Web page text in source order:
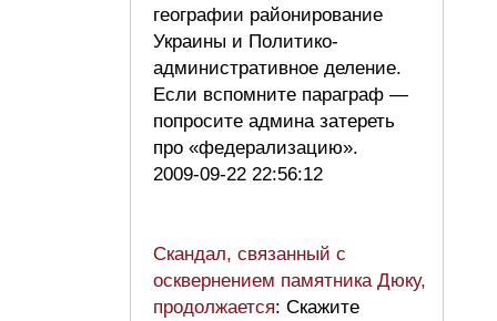
географии районирование
Украины и Политико-
административное деление.
Если вспомните параграф —
попросите админа затереть
про «федерализацию».
2009-09-22 22:56:12
Скандал, связанный с
осквернением памятника Дюку,
продолжается: Скажите